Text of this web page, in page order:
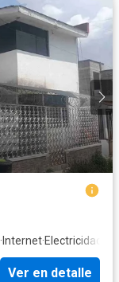
· Internet·Electricidad
Ver en detalle